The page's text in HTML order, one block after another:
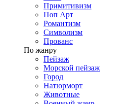
Примитивизм
Поп Арт
Романтизм
Символизм
Прованс
По жанру
Пейзаж
Морской пейзаж
Город
Натюрморт
Животные